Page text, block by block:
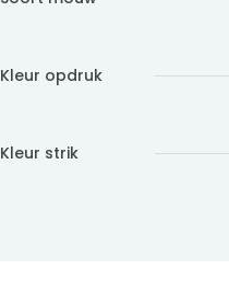
Kleur opdruk
Kleur strik